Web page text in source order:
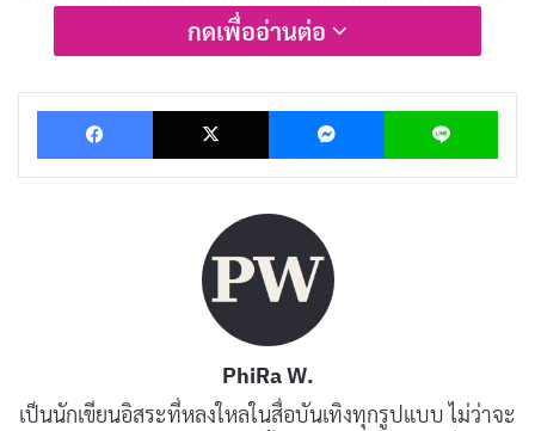
ตั้งแต่การแสดงของนักแสดง เนื้อหาที่คุ้นเคย ไปจนถึงการ
จะคุ้มค่ากับเวลาของเราหรือเป็นแค่อีกหนึ่งภาคต่อที่ไม่
กดเพื่ออ่านต่อ
Facebook X Messenger Line
PhiRa W.
เป็นนักเขียนอิสระที่หลงใหลในสื่อบันเทิงทุกรูปแบบ ไม่ว่าจะ